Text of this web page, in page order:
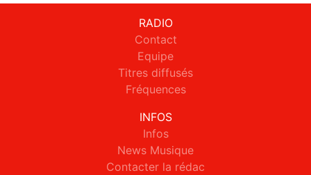
RADIO
Contact
Equipe
Titres diffusés
Fréquences
INFOS
Infos
News Musique
Contacter la rédac